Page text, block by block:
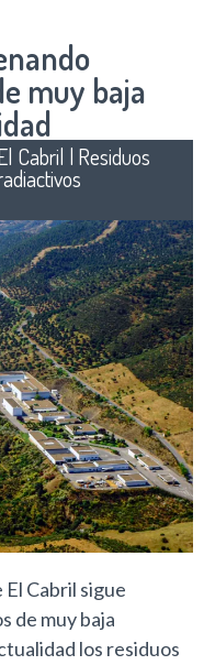
muy baja
Cabril | Residuos
Cabril sigue
de muy baja
los residuos